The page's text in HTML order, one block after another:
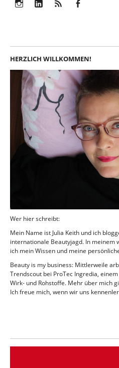
HERZLICH WILLKOMMEN!
Wer hier schreibt:
Mein Name ist Julia Keith und ich
internationale Beautyjagd. In meinem
ich mein Wissen und meine
Beauty is my business: Mittlerweile
Trendscout bei ProTec Ingredia,
Wirk- und Rohstoffe. Mehr über mich
Ich freue mich, wenn wir uns